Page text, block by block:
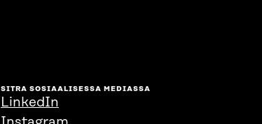
SITRA SOSIAALISESSA MEDIASSA
LinkedIn